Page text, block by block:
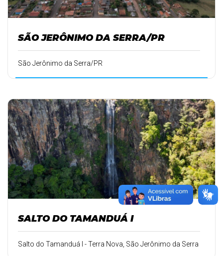
SÃO JERÔNIMO DA SERRA/PR
São Jerônimo da Serra/PR
SALTO DO TAMANDUÁ I
Salto do Tamanduá I - Terra Nova, São Jerônimo da Serra